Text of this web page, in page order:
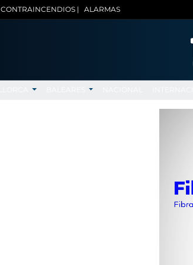
CONTRAINCENDIOS | ALARMAS